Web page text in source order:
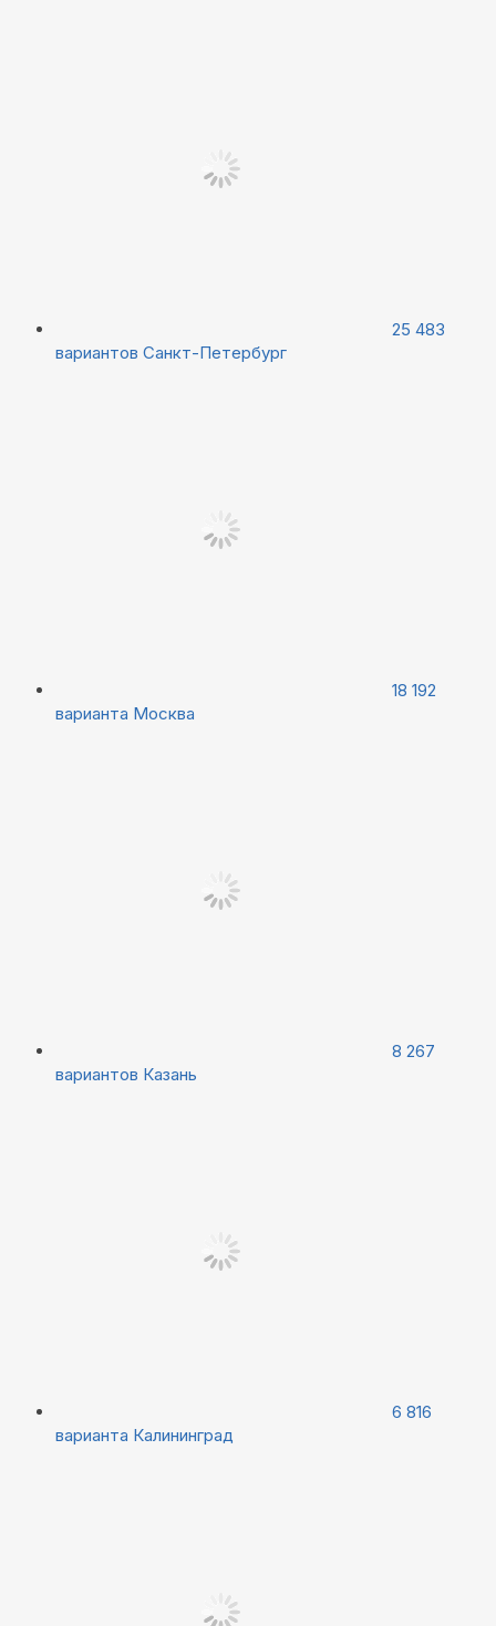
25 483
вариантов Санкт-Петербург
18 192
варианта Москва
8 267
вариантов Казань
6 816
варианта Калининград